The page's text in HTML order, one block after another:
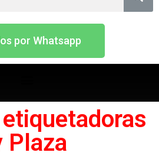
por Whatsapp
Plaza